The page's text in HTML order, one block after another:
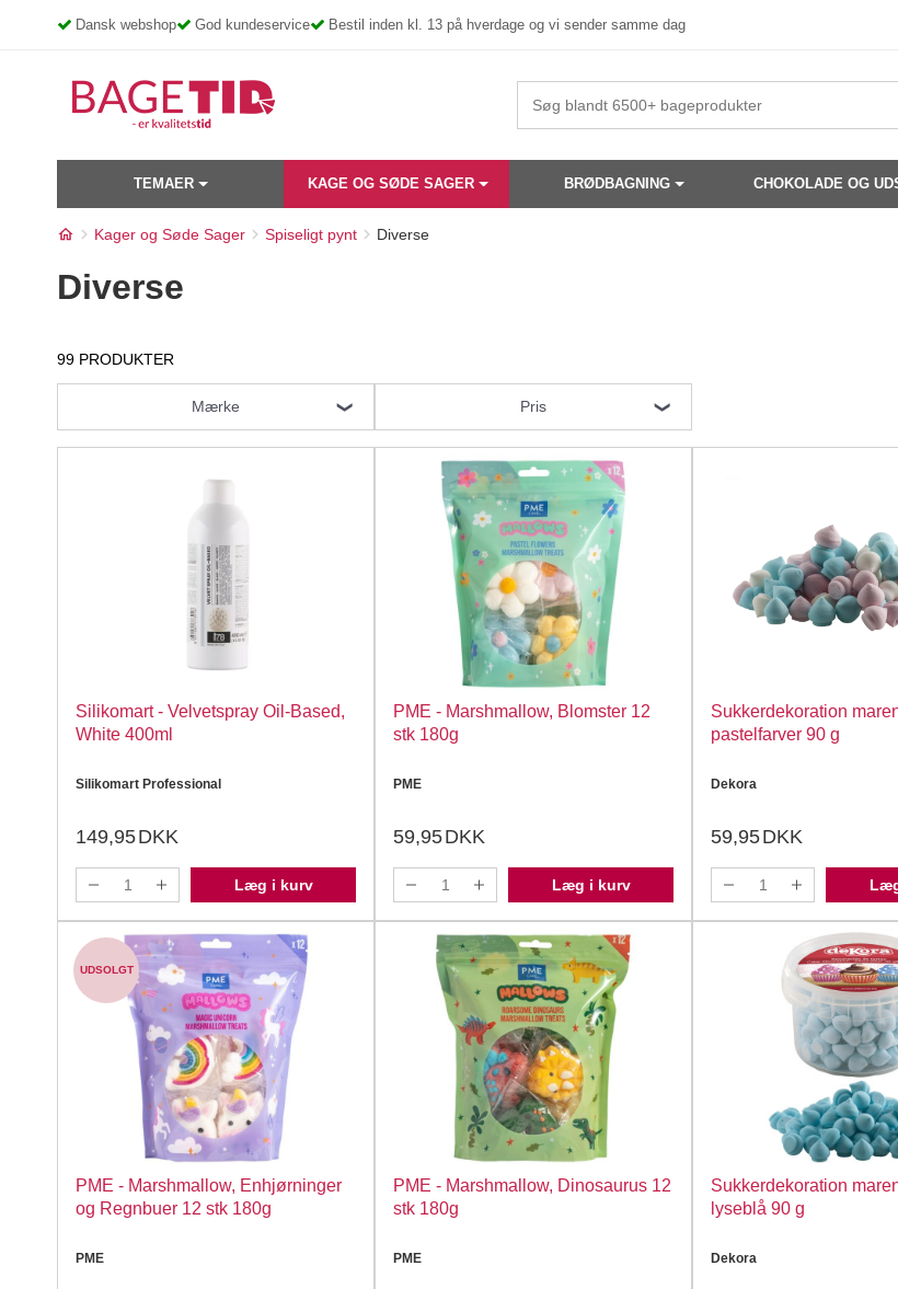
Dansk webshop God kundeservice Bestil inden kl. 13 på hverdage og vi sender samme dag
TEMAER KAGE OG SØDE SAGER BRØDBAGNING CHOKOLADE OG
Kager og Søde Sager Spiseligt pynt Diverse
Diverse
99 PRODUKTER
Mærke Pris
Silikomart - Velvetspray Oil-Based,
White 400ml
Silikomart Professional
149,95DKK
Læg i kurv
PME - Marshmallow, Blomster 12
stk 180g
PME
59,95DKK
Læg i kurv
Sukkerdekoration
pastelfarver 90 g
Dekora
59,95DKK
UDSOLGT
PME - Marshmallow, Enhjørninger
og Regnbuer 12 stk 180g
PME
PME - Marshmallow, Dinosaurus 12
stk 180g
PME
Sukkerdekoration
lyseblå 90 g
Dekora